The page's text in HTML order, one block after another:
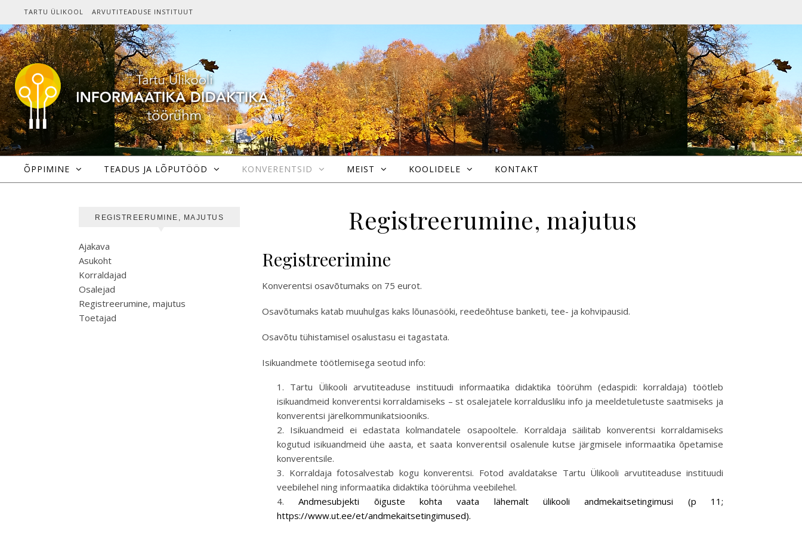
Skip to content
TARTU ÜLIKOOL ARVUTITEADUSE INSTITUUT
ÕPPIMINE TEADUS JA LÕPUTÖÖD KONVERENTSID MEIST KOOLIDELE KONTAKT
REGISTREERUMINE, MAJUTUS
Ajakava
Asukoht
Korraldajad
Osalejad
Registreerumine, majutus
Toetajad
Registreerumine, majutus
Registreerimine
Konverentsi osavõtumaks on 75 eurot.
Osavõtumaks katab muuhulgas kaks lõunasööki, reedeõhtuse banketi, tee- ja kohvipausid.
Osavõtu tühistamisel osalustasu ei tagastata.
Isikuandmete töötlemisega seotud info:
Tartu Ülikooli arvutiteaduse instituudi informaatika didaktika töörühm (edaspidi: korraldaja) töötleb
isikuandmeid konverentsi korraldamiseks – st osalejatele korraldusliku info ja meeldetuletuste saatmiseks ja
konverentsi järelkommunikatsiooniks.
Isikuandmeid ei edastata kolmandatele osapooltele. Korraldaja säilitab konverentsi korraldamiseks
kogutud isikuandmeid ühe aasta, et saata konverentsil osalenule kutse järgmisele informaatika õpetamise
konverentsile.
Korraldaja fotosalvestab kogu konverentsi. Fotod avaldatakse Tartu Ülikooli arvutiteaduse instituudi
veebilehel ning informaatika didaktika töörühma veebilehel.
Andmesubjekti õiguste kohta vaata lähemalt ülikooli andmekaitsetingimusi (p 11;
https://www.ut.ee/et/andmekaitsetingimused).